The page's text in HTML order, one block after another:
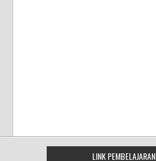
LINK PEMBELAJARAN